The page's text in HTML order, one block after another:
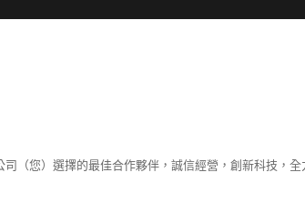
（您）選擇的最佳合作夥伴，誠信經營，創新科技，全